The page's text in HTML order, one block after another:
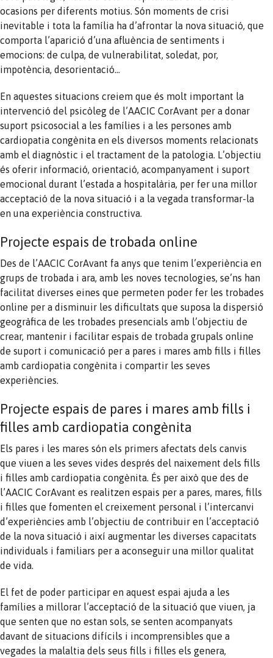
ocasions per diferents motius. Són moments de crisi
inevitable i tota la família ha d’afrontar la nova situació, que
comporta l’aparició d’una afluència de sentiments i
emocions: de culpa, de vulnerabilitat, soledat, por,
impotència, desorientació…
En aquestes situacions creiem que és molt important la
intervenció del psicòleg de l’AACIC CorAvant per a donar
suport psicosocial a les famílies i a les persones amb
cardiopatia congènita en els diversos moments relacionats
amb el diagnòstic i el tractament de la patologia. L’objectiu
és oferir informació, orientació, acompanyament i suport
emocional durant l’estada a hospitalària, per fer una millor
acceptació de la nova situació i a la vegada transformar-la
en una experiència constructiva.
Projecte espais de trobada online
Des de l’AACIC CorAvant fa anys que tenim l’experiència en
grups de trobada i ara, amb les noves tecnologies, se’ns han
facilitat diverses eines que permeten poder fer les trobades
online per a disminuir les dificultats que suposa la dispersió
geogràfica de les trobades presencials amb l’objectiu de
crear, mantenir i facilitar espais de trobada grupals online
de suport i comunicació per a pares i mares amb fills i filles
amb cardiopatia congènita i compartir les seves
experiències.
Projecte espais de pares i mares amb fills i
filles amb cardiopatia congènita
Els pares i les mares són els primers afectats dels canvis
que viuen a les seves vides després del naixement dels fills
i filles amb cardiopatia congènita. És per això que des de
l’AACIC CorAvant es realitzen espais per a pares, mares, fills
i filles que fomenten el creixement personal i l’intercanvi
d’experiències amb l’objectiu de contribuir en l’acceptació
de la nova situació i així augmentar les diverses capacitats
individuals i familiars per a aconseguir una millor qualitat
de vida.
El fet de poder participar en aquest espai ajuda a les
famílies a millorar l’acceptació de la situació que viuen, ja
que senten que no estan sols, se senten acompanyats
davant de situacions difícils i incomprensibles que a
vegades la malaltia dels seus fills i filles els genera,